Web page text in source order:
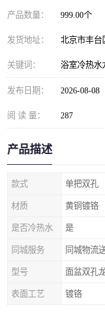
产品数量： 999.00个
发货地址： 北京市丰台
关键词： 浴室冷热水
发布日期： 2026-08-08
阅 读 量： 287
产品描述
款式 单把双孔
材质 黄铜镀铬
是否冷热水 是
同城服务 同城物流
型号 面盆双孔
表面工艺 镀铬